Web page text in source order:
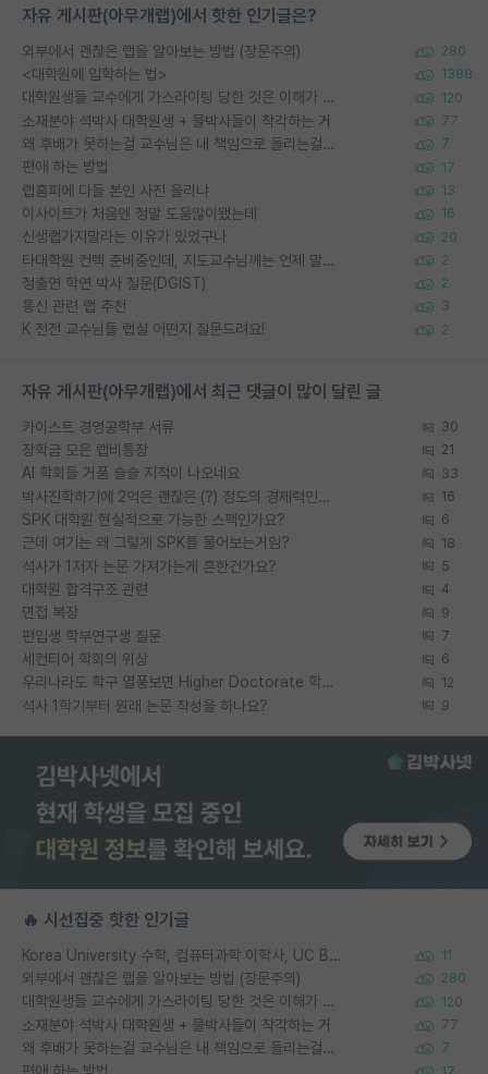
자유 게시판(아무개랩)에서 핫한 인기글은?
외부에서 괜찮은 랩을 알아보는 방법 (장문주의) 280
<대학원에 입학하는 법> 1388
대학원생들 교수에게 가스라이팅 당한 것은 이해가 갑니다. 안타깝네요. 120
소재분야 석박사 대학원생 + 물박사들이 착각하는 거 77
왜 후배가 못하는걸 교수님은 내 책임으로 돌리는걸까요? 7
편애 하는 방법 17
랩홈피에 다들 본인 사진 올리냐 13
이사이트가 처음엔 정말 도움많이됐는데 16
신생랩가지말라는 이유가 있었구나 20
타대학원 컨텍 준비중인데, 지도교수님께는 언제 말씀드려야 할까요? 2
정출연 학연 박사 질문(DGIST) 2
통신 관련 랩 추천 3
K 전전 교수님들 랩실 어떤지 질문드려요! 2
자유 게시판(아무개랩)에서 최근 댓글이 많이 달린 글
카이스트 경영공학부 서류 30
장학금 모은 랩비통장 21
AI 학회들 거품 슬슬 지적이 나오네요 33
박사진학하기에 2억은 괜찮은 (?) 정도의 경제력인가요 16
SPK 대학원 현실적으로 가능한 스펙인가요? 6
근데 여기는 왜 그렇게 SPK를 물어보는거임? 18
석사가 1저자 논문 가져가는게 흔한건가요? 5
대학원 합격구조 관련 4
면접 복장 9
편입생 학부연구생 질문 7
세컨티어 학회의 위상 6
우리나라도 학구 열풍보면 Higher Doctorate 학위가 필요하다고 봅니다. 12
석사 1학기부터 원래 논문 작성을 하나요? 9
🔥 시선집중 핫한 인기글
Korea University 수학, 컴퓨터과학 이학사, UC Berkeley 산업공학 대학원 공학박사가 되는 것은 쉽지 않겠죠? 11
외부에서 괜찮은 랩을 알아보는 방법 (장문주의) 280
대학원생들 교수에게 가스라이팅 당한 것은 이해가 갑니다. 안타깝네요. 120
소재분야 석박사 대학원생 + 물박사들이 착각하는 거 77
왜 후배가 못하는걸 교수님은 내 책임으로 돌리는걸까요? 7